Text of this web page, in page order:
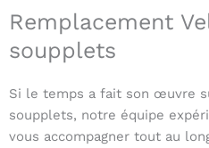
Remplacement
soupplets
Si le temps a fait son œuvre
soupplets, notre équipe
vous accompagner tout au